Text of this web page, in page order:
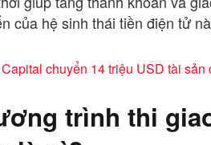
của hệ sinh thái tiền điện tử
chuyển 14 triệu USD tài
trình thi